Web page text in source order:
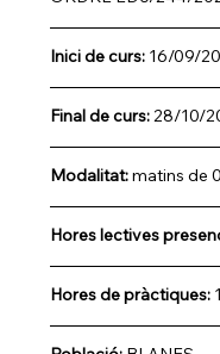
Inici de curs: 16/09/
Final de curs: 28/10/
Modalitat: matins de
Hores lectives
Hores de pràctiques: